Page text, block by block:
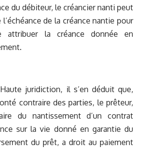
du débiteur, le créancier nanti peut
de la créance nantie pour
attribuer la créance donnée en
juridiction, il s’en déduit que,
contraire des parties, le prêteur,
du nantissement d’un contrat
sur la vie donné en garantie du
du prêt, a droit au paiement